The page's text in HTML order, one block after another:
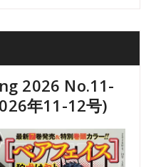
2026 No.11-
年11-12号)